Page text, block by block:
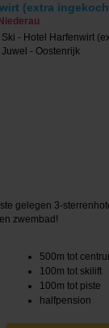
(extra
Niederau
gelegen 3-
zwembad!
500m tot
100m tot skilift
100m tot piste
halfpension